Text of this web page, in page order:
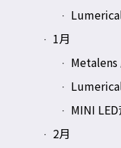
1月
Metalens
MINI
2月